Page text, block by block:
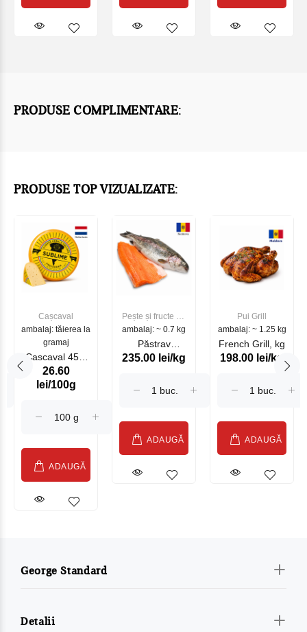
PRODUSE COMPLIMENTARE:
PRODUSE TOP VIZUALIZATE:
Cașcaval
ambalaj: tăierea la
gramaj
Cascaval 45%
Maasdam
Sublime Cow
26.60
lei/100g
ADAUGĂ
Pește și fructe de
mare
ambalaj: ~ 0.7 kg
Păstrav
Somonat
235.00 lei/kg
ADAUGĂ
Pui Grill
ambalaj: ~ 1.25 kg
French Grill, kg
198.00 lei/kg
ADAUGĂ
George Standard
Detalii